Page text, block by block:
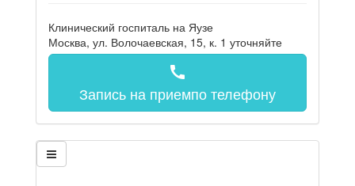
Клинический госпиталь на Яузе
Москва, ул. Волочаевская, 15, к. 1 уточняйте
call
Запись на приемпо телефону